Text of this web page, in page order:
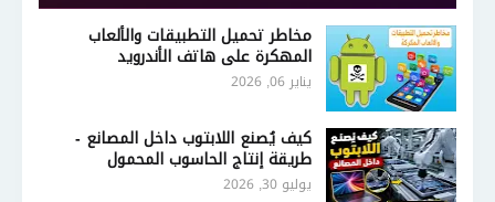
مخاطر تحميل التطبيقات والألعاب
المهكرة على هاتف الأندرويد
يناير 06, 2026
كيف يُصنع اللابتوب داخل المصانع -
طريقة إنتاج الحاسوب المحمول
يوليو 30, 2026